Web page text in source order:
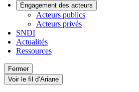
Engagement des acteurs
Acteurs publics
Acteurs privés
SNDI
Actualités
Ressources
Fermer
Voir le fil d’Ariane